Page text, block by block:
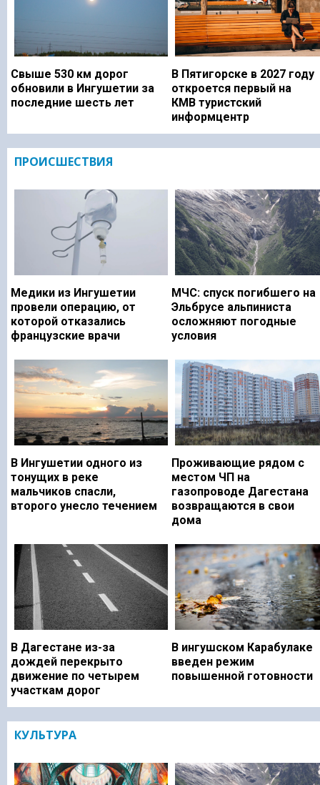
Свыше 530 км дорог
обновили в Ингушетии за
последние шесть лет
В Пятигорске в 2027 году
откроется первый на
КМВ туристский
информцентр
ПРОИСШЕСТВИЯ
Медики из Ингушетии
провели операцию, от
которой отказались
французские врачи
МЧС: спуск погибшего на
Эльбрусе альпиниста
осложняют погодные
условия
В Ингушетии одного из
тонущих в реке
мальчиков спасли,
второго унесло течением
Проживающие рядом с
местом ЧП на
газопроводе Дагестана
возвращаются в свои
дома
В Дагестане из-за
дождей перекрыто
движение по четырем
участкам дорог
В ингушском Карабулаке
введен режим
повышенной готовности
КУЛЬТУРА